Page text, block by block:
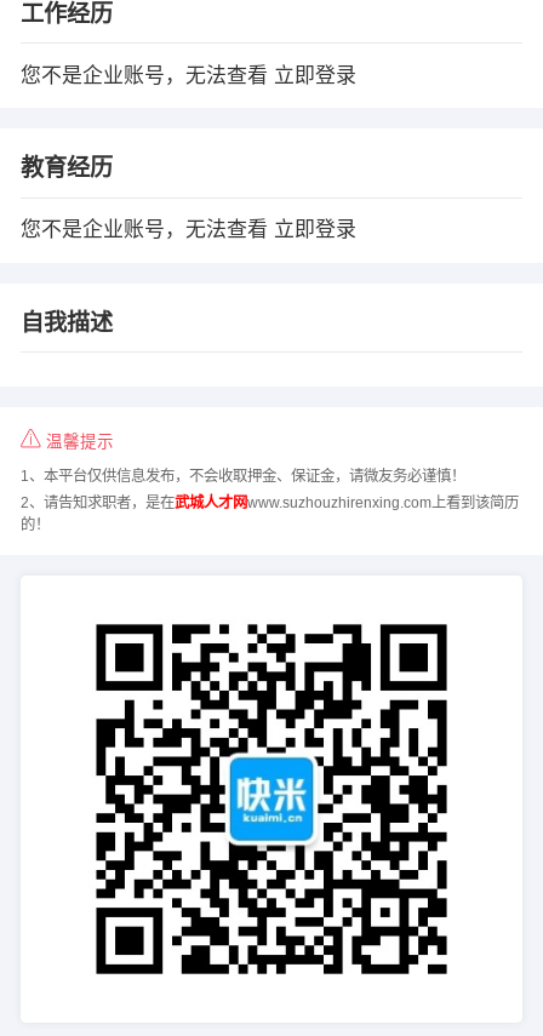
工作经历
您不是企业账号，无法查看 立即登录
教育经历
您不是企业账号，无法查看 立即登录
自我描述
温馨提示
1、本平台仅供信息发布，不会收取押金、保证金，请微友务必谨慎！
2、请告知求职者，是在武城人才网www.suzhouzhirenxing.com上看到该简历
的！